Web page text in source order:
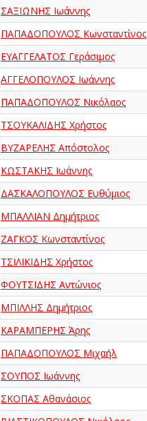
ΣΑΞΙΩΝΗΣ Ιωάννης
ΠΑΠΑΔΟΠΟΥΛΟΣ Κωνσταντίνος
ΕΥΑΓΓΕΛΑΤΟΣ Γεράσιμος
ΑΓΓΕΛΟΠΟΥΛΟΣ Ιωάννης
ΠΑΠΑΔΟΠΟΥΛΟΣ Νικόλαος
ΤΣΟΥΚΑΛΙΔΗΣ Χρήστος
ΒΥΖΑΡΕΛΗΣ Απόστολος
ΚΩΣΤΑΚΗΣ Ιωάννης
ΔΑΣΚΑΛΟΠΟΥΛΟΣ Ευθύμιος
ΜΠΑΛΛΙΑΝ Δημήτριος
ΖΑΓΚΟΣ Κωνσταντίνος
ΤΣΙΛΙΚΙΔΗΣ Χρήστος
ΦΟΥΤΣΙΔΗΣ Αντώνιος
ΜΠΙΛΛΗΣ Δημήτριος
ΚΑΡΑΜΠΕΡΗΣ Άρης
ΠΑΠΑΔΟΠΟΥΛΟΣ Μιχαήλ
ΣΟΥΠΟΣ Ιωάννης
ΣΚΟΠΑΣ Αθανάσιος